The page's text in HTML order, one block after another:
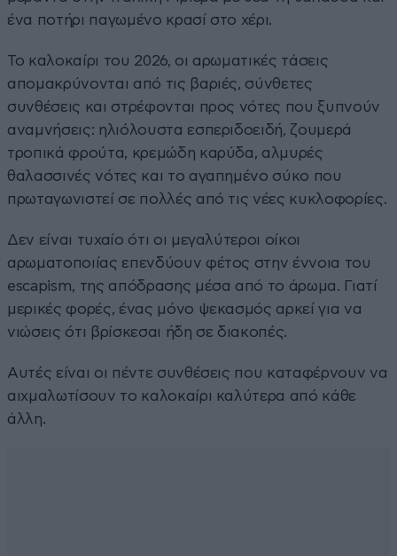
ένα ποτήρι παγωμένο κρασί στο χέρι.
Το καλοκαίρι του 2026, οι αρωματικές τάσεις
απομακρύνονται από τις βαριές, σύνθετες
συνθέσεις και στρέφονται προς νότες που ξυπνούν
αναμνήσεις: ηλιόλουστα εσπεριδοειδή, ζουμερά
τροπικά φρούτα, κρεμώδη καρύδα, αλμυρές
θαλασσινές νότες και το αγαπημένο σύκο που
πρωταγωνιστεί σε πολλές από τις νέες κυκλοφορίες.
Δεν είναι τυχαίο ότι οι μεγαλύτεροι οίκοι
αρωματοποιίας επενδύουν φέτος στην έννοια του
escapism, της απόδρασης μέσα από το άρωμα. Γιατί
μερικές φορές, ένας μόνο ψεκασμός αρκεί για να
νιώσεις ότι βρίσκεσαι ήδη σε διακοπές.
Αυτές είναι οι πέντε συνθέσεις που καταφέρνουν να
αιχμαλωτίσουν το καλοκαίρι καλύτερα από κάθε
άλλη.